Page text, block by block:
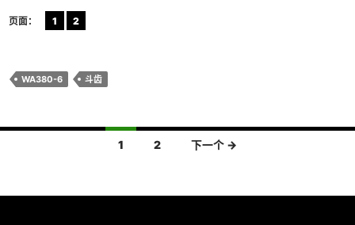
页面： 1 2
WA380-6 斗齿
导
1 2 下一个 →